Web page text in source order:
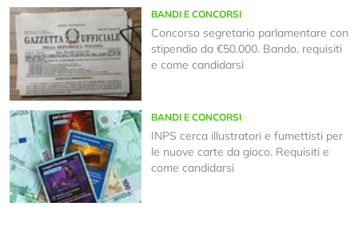
BANDI E CONCORSI
Concorso segretario parlamentare con
stipendio da €50.000. Bando, requisiti
e come candidarsi
BANDI E CONCORSI
INPS cerca illustratori e fumettisti per
le nuove carte da gioco. Requisiti e
come candidarsi